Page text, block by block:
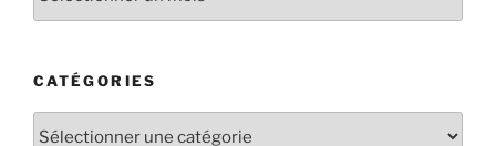
i
v
CATÉGORIES